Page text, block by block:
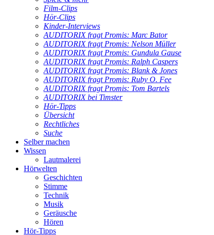
Film-Clips
Hör-Clips
Kinder-Interviews
AUDITORIX fragt Promis: Marc Bator
AUDITORIX fragt Promis: Nelson Müller
AUDITORIX fragt Promis: Gundula Gause
AUDITORIX fragt Promis: Ralph Caspers
AUDITORIX fragt Promis: Blank & Jones
AUDITORIX fragt Promis: Ruby O. Fee
AUDITORIX fragt Promis: Tom Bartels
AUDITORIX bei Timster
Hör-Tipps
Übersicht
Rechtliches
Suche
Selber machen
Wissen
Lautmalerei
Hörwelten
Geschichten
Stimme
Technik
Musik
Geräusche
Hören
Hör-Tipps